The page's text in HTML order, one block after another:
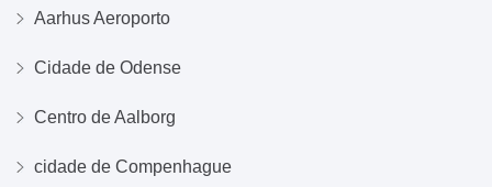
Aarhus Aeroporto
Cidade de Odense
Centro de Aalborg
cidade de Compenhague